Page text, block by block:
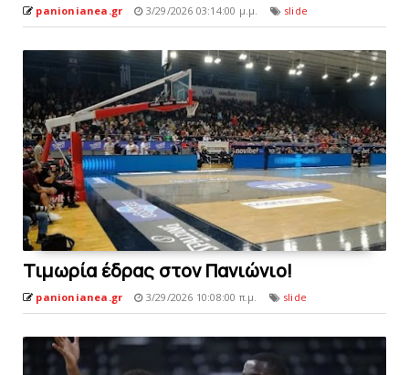
panionianea.gr 3/29/2026 03:14:00 μ.μ. slide
Τιμωρία έδρας στον Πανιώνιo!
panionianea.gr 3/29/2026 10:08:00 π.μ. slide